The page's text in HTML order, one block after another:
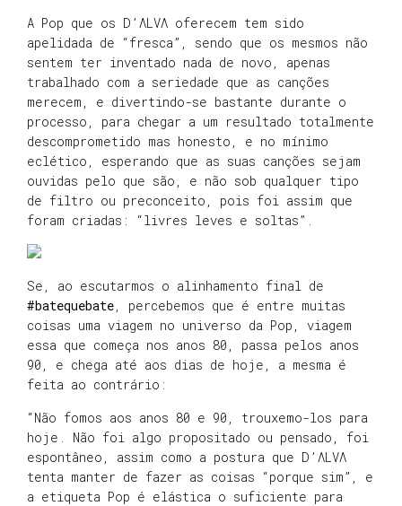
A Pop que os D’ΛLVΛ oferecem tem sido
apelidada de “fresca”, sendo que os mesmos não
sentem ter inventado nada de novo, apenas
trabalhado com a seriedade que as canções
merecem, e divertindo-se bastante durante o
processo, para chegar a um resultado totalmente
descomprometido mas honesto, e no mínimo
eclético, esperando que as suas canções sejam
ouvidas pelo que são, e não sob qualquer tipo
de filtro ou preconceito, pois foi assim que
foram criadas: “livres leves e soltas”.
Se, ao escutarmos o alinhamento final de
#batequebate, percebemos que é entre muitas
coisas uma viagem no universo da Pop, viagem
essa que começa nos anos 80, passa pelos anos
90, e chega até aos dias de hoje, a mesma é
feita ao contrário:
“Não fomos aos anos 80 e 90, trouxemo-los para
hoje. Não foi algo propositado ou pensado, foi
espontâneo, assim como a postura que D’ΛLVΛ
tenta manter de fazer as coisas “porque sim”, e
a etiqueta Pop é elástica o suficiente para